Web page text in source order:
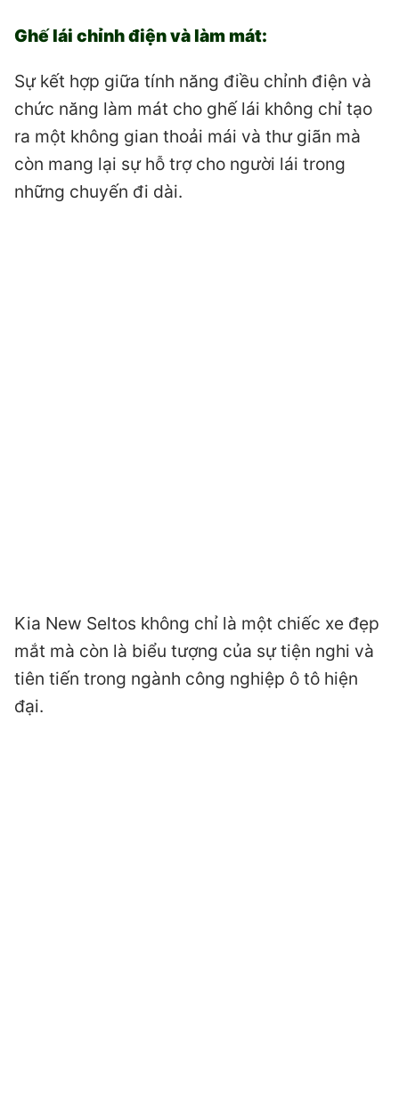
Ghế lái chỉnh điện và làm mát:
Sự kết hợp giữa tính năng điều chỉnh điện và
chức năng làm mát cho ghế lái không chỉ tạo
ra một không gian thoải mái và thư giãn mà
còn mang lại sự hỗ trợ cho người lái trong
những chuyến đi dài.
Kia New Seltos không chỉ là một chiếc xe đẹp
mắt mà còn là biểu tượng của sự tiện nghi và
tiên tiến trong ngành công nghiệp ô tô hiện
đại.